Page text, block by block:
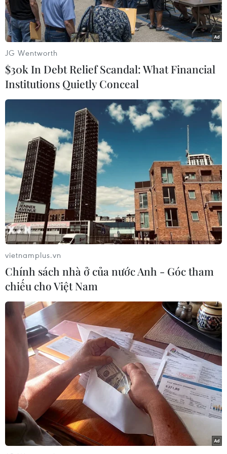
Quân đội Nam Phi đo thân nhiệt cho lái xe tại tỉnh Gauteng,
Nam Phi. (Ảnh: Phi Hùng/TTXVN)
Châu Phi đang trở thành một trong những khu
vực tiên phong trong cuộc chiến chống dịch
viêm đường hô hấp cấp COVID-19 trên thế giới
thông qua việc đóng góp một số lượng đáng kể
các sáng kiến liên quan đến công tác ứng phó
với đại dịch này.
Phóng viên TTXVN tại Nam Phi dẫn báo cáo
ngày 30/10 của Tổ chức Y tế thế giới (WHO) cho
biết kể từ khi dịch COVID-19 bùng phát tại châu
Phi, châu lục này đã có tổng cộng 128 sáng kiến
trên tổng số 1.000 sáng kiến trên toàn cầu,
chiếm tỷ lệ 12,8%.
Các sáng kiến của châu Phi hiện đang được ứng
dụng đa dạng trên nhiều lĩnh vực từ các biện
pháp giám sát dịch bệnh, truy dấu tiếp xúc cho
đến các phương pháp phòng dịch và chữa trị
người nhiễm virus SARS-CoV-2.
Trong thông báo, Giám đốc WHO khu vực châu
JG Wentworth
$30k In Debt Relief Scandal: What Financial
Institutions Quietly Conceal
vietnamplus.vn
Chính sách nhà ở của nước Anh - Góc tham
chiếu cho Việt Nam